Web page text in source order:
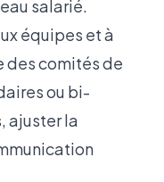
salarié.
équipes et à
des comités de
ou bi-
ajuster la